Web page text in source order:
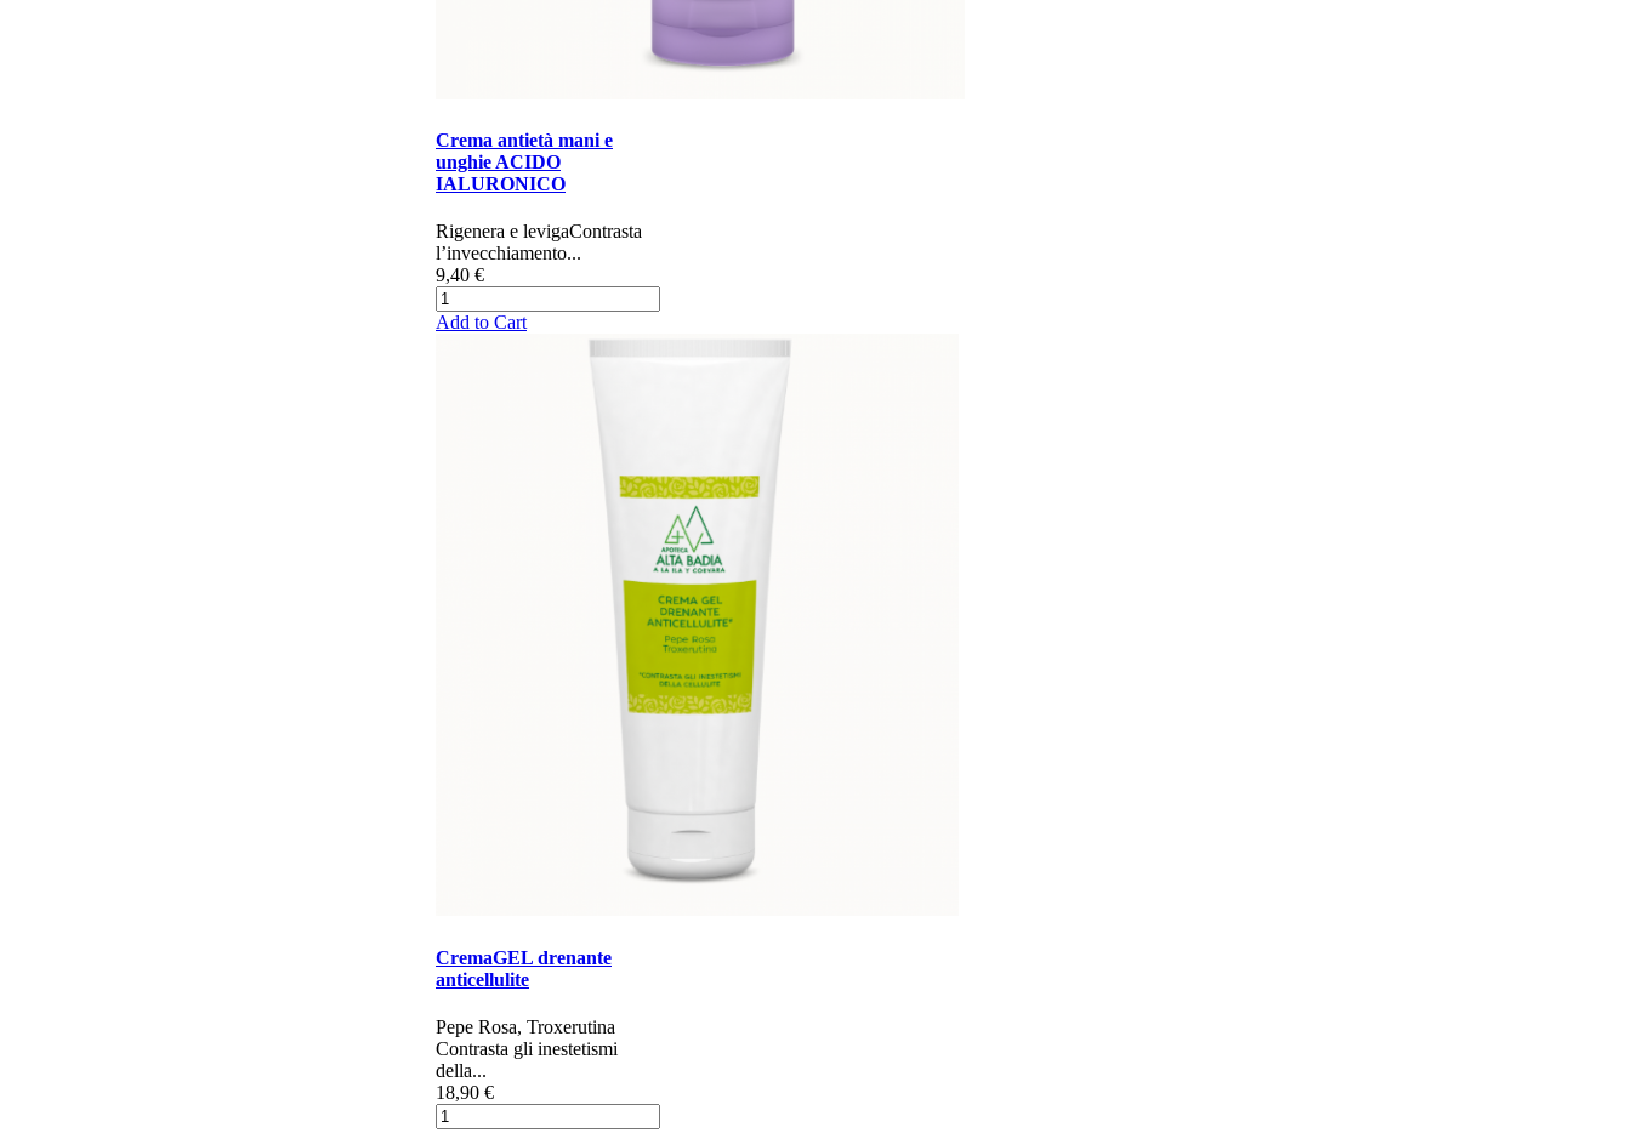
Crema antietà mani e
unghie ACIDO
IALURONICO
​​​​​​​​​Rigenera e leviga​ Contrasta
l’invecchiamento...
9,40 €
Add to Cart
CremaGEL drenante
anticellulite
Pepe Rosa, Troxerutina
Contrasta gli inestetismi
della...
18,90 €